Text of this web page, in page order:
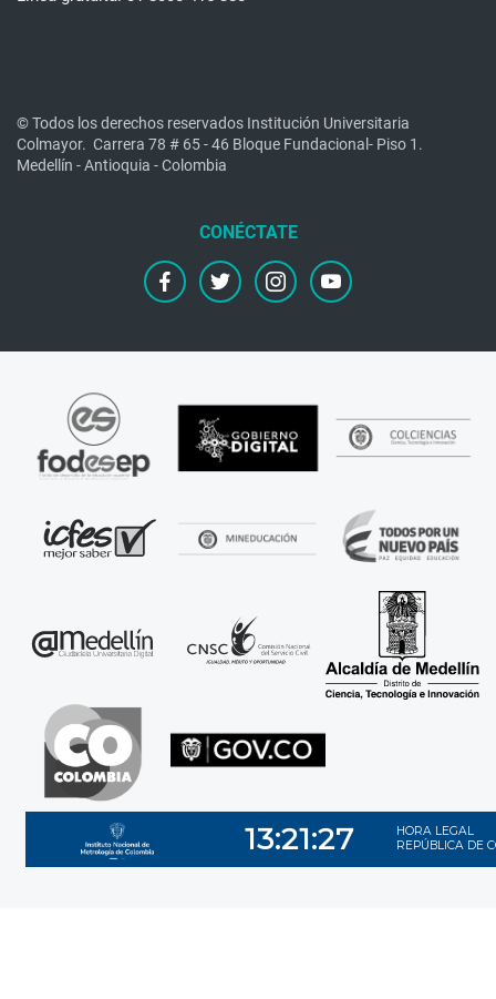
© Todos los derechos reservados Institución Universitaria
Colmayor. Carrera 78 # 65 - 46 Bloque Fundacional- Piso 1.
Medellín - Antioquia - Colombia
facebooktwitter instagramyoutube